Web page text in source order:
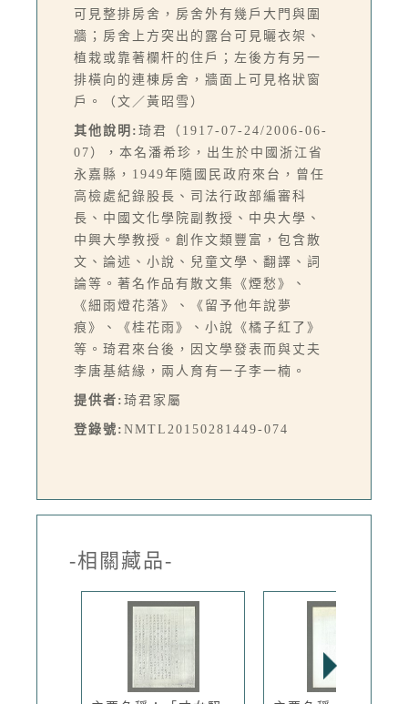
可見整排房舍，房舍外有幾戶大門與圍
牆；房舍上方突出的露台可見曬衣架、
植栽或靠著欄杆的住戶；左後方有另一
排橫向的連棟房舍，牆面上可見格狀窗
戶。（文／黃昭雪）
其他說明: 琦君（1917-07-24/2006-06-
07），本名潘希珍，出生於中國浙江省
永嘉縣，1949年隨國民政府來台，曾任
高檢處紀錄股長、司法行政部編審科
長、中國文化學院副教授、中央大學、
中興大學教授。創作文類豐富，包含散
文、論述、小說、兒童文學、翻譯、詞
論等。著名作品有散文集《煙愁》、
《細雨燈花落》、《留予他年說夢
痕》、《桂花雨》、小說《橘子紅了》
等。琦君來台後，因文學發表而與丈夫
李唐基結緣，兩人育有一子李一楠。
提供者: 琦君家屬
登錄號: NMTL20150281449-074
-相關藏品-